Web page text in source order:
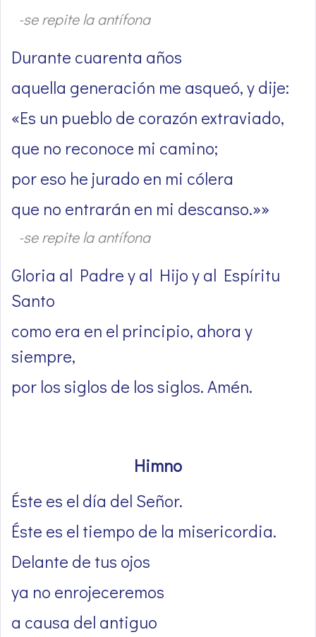
-se repite la antífona
Durante cuarenta años
aquella generación me asqueó, y dije:
«Es un pueblo de corazón extraviado,
que no reconoce mi camino;
por eso he jurado en mi cólera
que no entrarán en mi descanso.»»
-se repite la antífona
Gloria al Padre y al Hijo y al Espíritu
Santo
como era en el principio, ahora y
siempre,
por los siglos de los siglos. Amén.
Himno
Éste es el día del Señor.
Éste es el tiempo de la misericordia.
Delante de tus ojos
ya no enrojeceremos
a causa del antiguo